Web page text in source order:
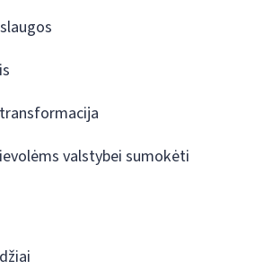
valstybei sumokėti